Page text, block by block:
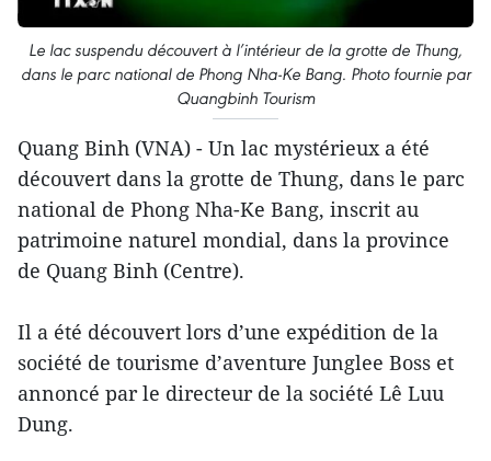
Le lac suspendu découvert à l’intérieur de la grotte de Thung,
dans le parc national de Phong Nha-Ke Bang. Photo fournie par
Quangbinh Tourism
Quang Binh (VNA) - Un lac mystérieux a été
découvert dans la grotte de Thung, dans le parc
national de Phong Nha-Ke Bang, inscrit au
patrimoine naturel mondial, dans la province
de Quang Binh (Centre).
Il a été découvert lors d’une expédition de la
société de tourisme d’aventure Junglee Boss et
annoncé par le directeur de la société Lê Luu
Dung.